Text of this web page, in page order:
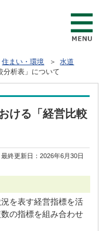
住まい・環境 ＞水道
分析表」について
ける「経営比較
最終更新日：2026年6月30日
を表す経営指標を活
の指標を組み合わせ